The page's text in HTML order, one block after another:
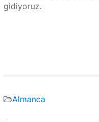
gidiyoruz.
Almanca